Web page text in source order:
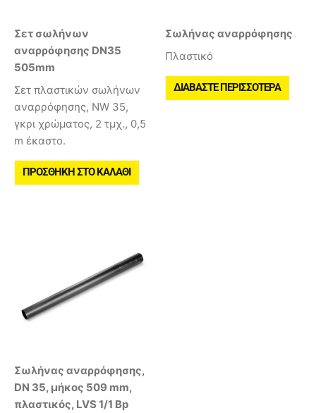
Σετ σωλήνων
αναρρόφησης DN35
505mm
Σετ πλαστικών σωλήνων
αναρρόφησης, NW 35,
γκρι χρώματος, 2 τμχ., 0,5
m έκαστο.
ΠΡΟΣΘΉΚΗ ΣΤΟ ΚΑΛΆΘΙ
Σωλήνας αναρρόφησης
Πλαστικό
ΔΙΑΒΆΣΤΕ ΠΕΡΙΣΣΌΤΕΡΑ
Σωλήνας αναρρόφησης,
DN 35, μήκος 509 mm,
πλαστικός, LVS 1/1 Bp